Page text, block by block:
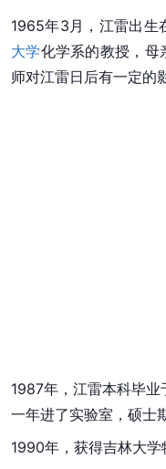
1965年3月，江雷出生
大学化学系的教授，母
师对江雷日后有一定的
1987年，江雷本科毕业
一年进了实验室，硕士
1990年，获得吉林大